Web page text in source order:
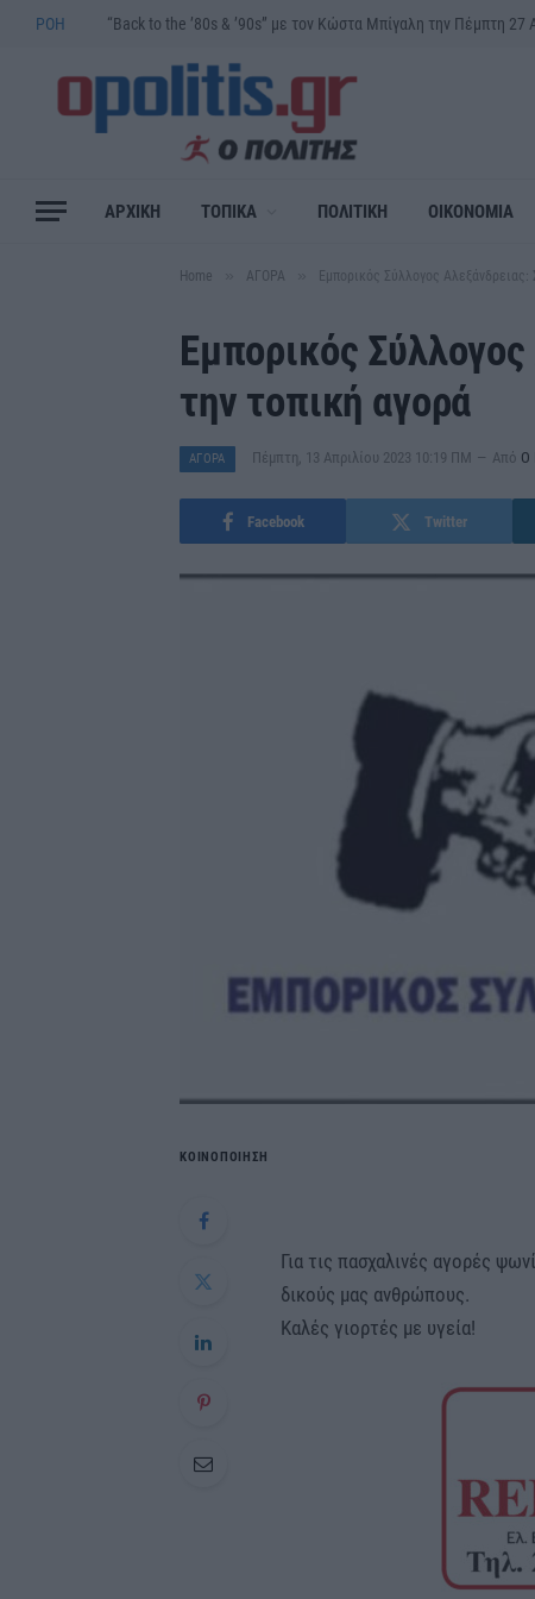
ΡΟΗ
ΑΡΧΙΚΗ ΤΟΠΙΚΑ ΠΟΛΙΤΙΚΗ ΟΙΚΟΝΟΜΙΑ
Home ΑΓΟΡΑ Εμπορικός Σύλλογος
Εμπορικός
την τοπική αγορά
ΑΓΟΡΑ Πέμπτη, 13 Απριλίου 2023 10:19 ΠΜ Από Ο
Facebook Twitter
ΚΟΙΝΟΠΟΙΗΣΗ
Για τις πασχαλινές αγορές
δικούς μας ανθρώπους.
Καλές γιορτές με υγεία!